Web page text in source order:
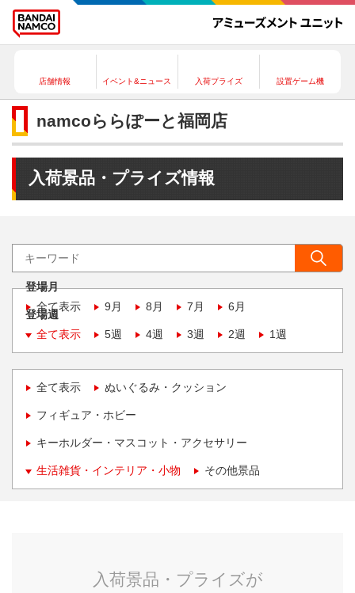
店舗情報 イベント&ニュース 入荷プライズ 設置ゲーム機
namcoららぽーと福岡店
入荷景品・プライズ情報
登場月
全て表示
9月 8月 7月 6月
登場週
全て表示
5週 4週 3週 2週 1週
全て表示 ぬいぐるみ・クッション
フィギュア・ホビー
キーホルダー・マスコット・アクセサリー
生活雑貨・インテリア・小物 その他景品